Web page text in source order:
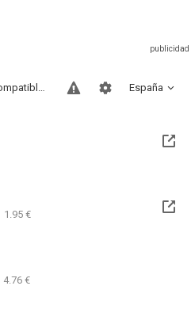
España
Sitios compatibles
14 Ago 2026 (Quedan 6 días)
14 Ago 2026 (Quedan 6 días)
1.95 €
4.76 €